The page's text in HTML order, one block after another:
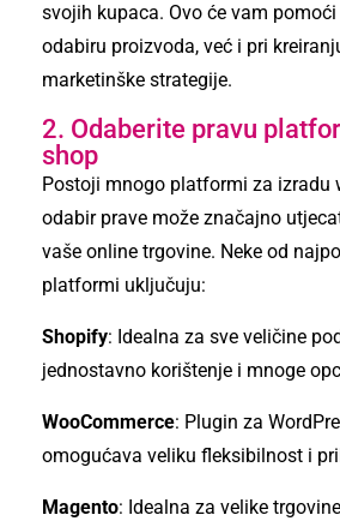
svojih kupaca. Ovo će vam
odabiru proizvoda, već i pri
marketinške strategije.
2. Odaberite pravu
shop
Postoji mnogo platformi za izradu
odabir prave može značajno
vaše online trgovine. Neke od
platformi uključuju:
Shopify: Idealna za sve veličine
jednostavno korištenje i mnoge
WooCommerce: Plugin za
omogućava veliku fleksibilnost i
Magento: Idealna za velike